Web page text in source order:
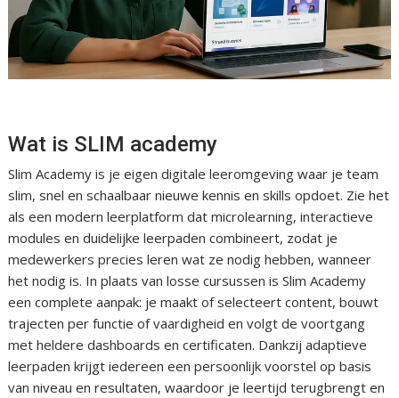
Wat is SLIM academy
Slim Academy is je eigen digitale leeromgeving waar je team
slim, snel en schaalbaar nieuwe kennis en skills opdoet. Zie het
als een modern leerplatform dat microlearning, interactieve
modules en duidelijke leerpaden combineert, zodat je
medewerkers precies leren wat ze nodig hebben, wanneer
het nodig is. In plaats van losse cursussen is Slim Academy
een complete aanpak: je maakt of selecteert content, bouwt
trajecten per functie of vaardigheid en volgt de voortgang
met heldere dashboards en certificaten. Dankzij adaptieve
leerpaden krijgt iedereen een persoonlijk voorstel op basis
van niveau en resultaten, waardoor je leertijd terugbrengt en